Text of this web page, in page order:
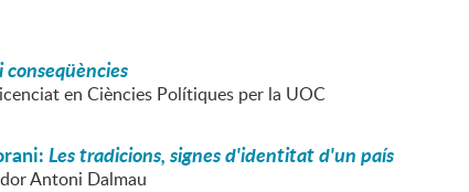
en Ciències Polítiques per la UOC
Les tradicions, signes d'identitat d'un país
Antoni Dalmau